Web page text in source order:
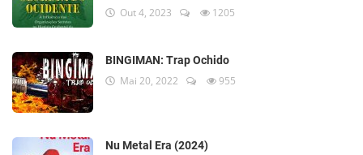
Out 4, 2023 1205
BINGIMAN: Trap Ochido
Mai 20, 2022 955
Nu Metal Era (2024)